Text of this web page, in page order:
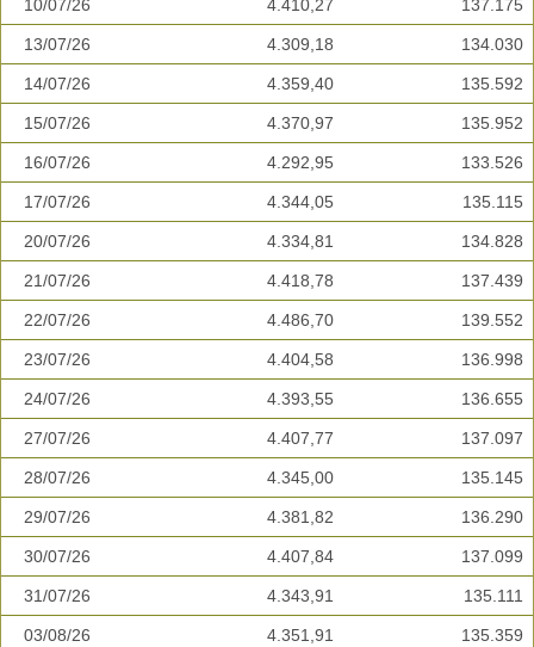
10/07/26 4.410,27 137.175
13/07/26 4.309,18 134.030
14/07/26 4.359,40 135.592
15/07/26 4.370,97 135.952
16/07/26 4.292,95 133.526
17/07/26 4.344,05 135.115
20/07/26 4.334,81 134.828
21/07/26 4.418,78 137.439
22/07/26 4.486,70 139.552
23/07/26 4.404,58 136.998
24/07/26 4.393,55 136.655
27/07/26 4.407,77 137.097
28/07/26 4.345,00 135.145
29/07/26 4.381,82 136.290
30/07/26 4.407,84 137.099
31/07/26 4.343,91 135.111
03/08/26 4.351,91 135.359